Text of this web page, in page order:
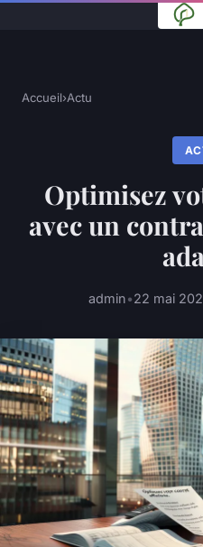
Accueil›Actu
Optimisez
avec un
admin•22 mai